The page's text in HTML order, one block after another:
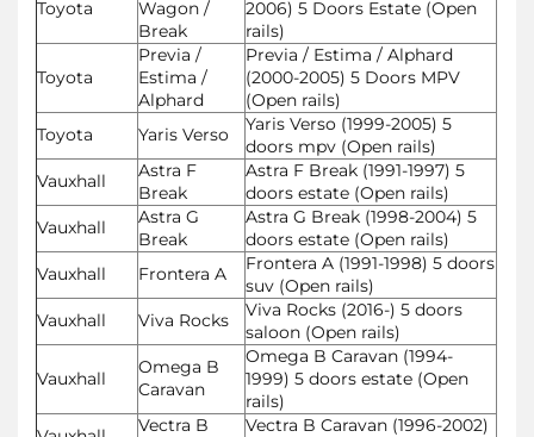
Toyota
Wagon /
Break
2006) 5 Doors Estate (Open
rails)
Toyota
Previa /
Estima /
Alphard
Previa / Estima / Alphard
(2000-2005) 5 Doors MPV
(Open rails)
Toyota
Yaris Verso
Yaris Verso (1999-2005) 5
doors mpv (Open rails)
Vauxhall
Astra F
Break
Astra F Break (1991-1997) 5
doors estate (Open rails)
Vauxhall
Astra G
Break
Astra G Break (1998-2004) 5
doors estate (Open rails)
Vauxhall
Frontera A
Frontera A (1991-1998) 5 doors
suv (Open rails)
Vauxhall
Viva Rocks
Viva Rocks (2016-) 5 doors
saloon (Open rails)
Vauxhall
Omega B
Caravan
Omega B Caravan (1994-
1999) 5 doors estate (Open
rails)
Vectra B
Vectra B Caravan (1996-2002)